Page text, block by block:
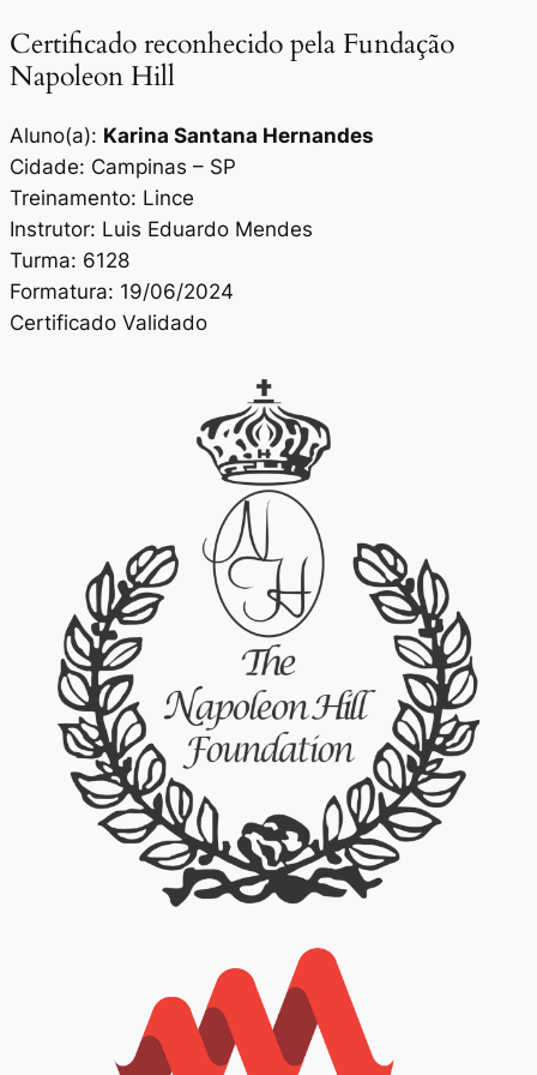
Certificado reconhecido pela Fundação
Napoleon Hill
Aluno(a): Karina Santana Hernandes
Cidade: Campinas – SP
Treinamento: Lince
Instrutor: Luis Eduardo Mendes
Turma: 6128
Formatura: 19/06/2024
Certificado Validado